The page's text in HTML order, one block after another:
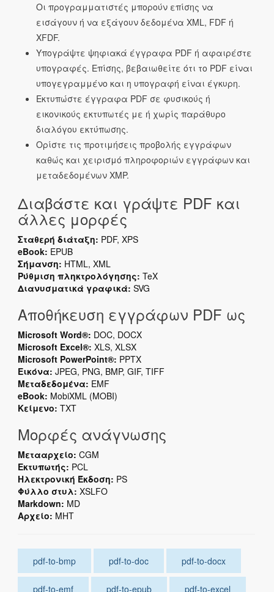
Οι προγραμματιστές μπορούν επίσης να
εισάγουν ή να εξάγουν δεδομένα XML, FDF ή
XFDF.
Υπογράψτε ψηφιακά έγγραφα PDF ή αφαιρέστε
υπογραφές. Επίσης, βεβαιωθείτε ότι το PDF είναι
υπογεγραμμένο και η υπογραφή είναι έγκυρη.
Εκτυπώστε έγγραφα PDF σε φυσικούς ή
εικονικούς εκτυπωτές με ή χωρίς παράθυρο
διαλόγου εκτύπωσης.
Ορίστε τις προτιμήσεις προβολής εγγράφων
καθώς και χειρισμό πληροφοριών εγγράφων και
μεταδεδομένων XMP.
Διαβάστε και γράψτε PDF και
άλλες μορφές
Σταθερή διάταξη: PDF, XPS
eBook: EPUB
Σήμανση: HTML, XML
Ρύθμιση πληκτρολόγησης: TeX
Διανυσματικά γραφικά: SVG
Αποθήκευση εγγράφων PDF ως
Microsoft Word®: DOC, DOCX
Microsoft Excel®: XLS, XLSX
Microsoft PowerPoint®: PPTX
Εικόνα: JPEG, PNG, BMP, GIF, TIFF
Μεταδεδομένα: EMF
eBook: MobiXML (MOBI)
Κείμενο: TXT
Μορφές ανάγνωσης
Μετααρχείο: CGM
Εκτυπωτής: PCL
Ηλεκτρονική Έκδοση: PS
Φύλλο στυλ: XSLFO
Markdown: MD
Αρχείο: MHT
pdf-to-bmp pdf-to-doc pdf-to-docx
pdf-to-emf pdf-to-epub pdf-to-excel